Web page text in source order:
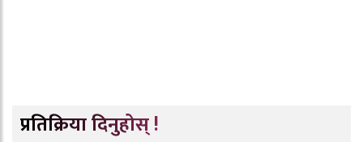
प्रतिक्रिया दिनुहोस् !